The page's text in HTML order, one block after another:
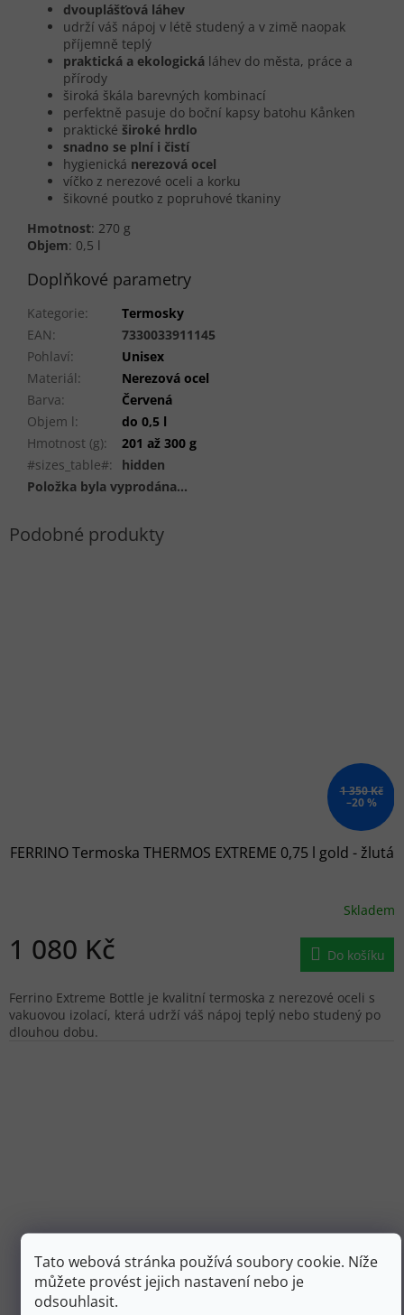
Tato webová stránka používá soubory cookie. Níže
můžete provést jejich nastavení nebo je
odsouhlasit.
dvouplášťová láhev
udrží váš nápoj v létě studený a v zimě naopak
příjemně teplý
praktická a ekologická láhev do města, práce a
přírody
široká škála barevných kombinací
perfektně pasuje do boční kapsy batohu Kånken
praktické široké hrdlo
snadno se plní i čistí
hygienická nerezová ocel
víčko z nerezové oceli a korku
šikovné poutko z popruhové tkaniny
Hmotnost: 270 g
Objem: 0,5 l
Doplňkové parametry
Kategorie:
Termosky
EAN:
7330033911145
Pohlaví:
Unisex
Materiál:
Nerezová ocel
Barva:
Červená
Objem l:
do 0,5 l
Hmotnost (g):
201 až 300 g
#sizes_table#:
hidden
Položka byla vyprodána…
1 350 Kč
–20 %
FERRINO Termoska THERMOS EXTREME 0,75 l gold - žlutá
Skladem
1 080 Kč Do košíku
Ferrino Extreme Bottle je kvalitní termoska z nerezové oceli s
vakuovou izolací, která udrží váš nápoj teplý nebo studený po
dlouhou dobu.